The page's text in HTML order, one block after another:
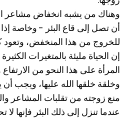
وهناك من يشبه انخفاض مشاعر
أن تصل إلى قاع البئر - وخاصة
للخروج من هذا المنخفض، وتعود
إن الحياة مليئة بالمتغيرات
المرأة على هذا النحو من
وخلقة خلقها الله عليها، ويجب
منع زوجته من تقلبات المشاعر
عندما تنزل إلى ذلك البئر فإنها